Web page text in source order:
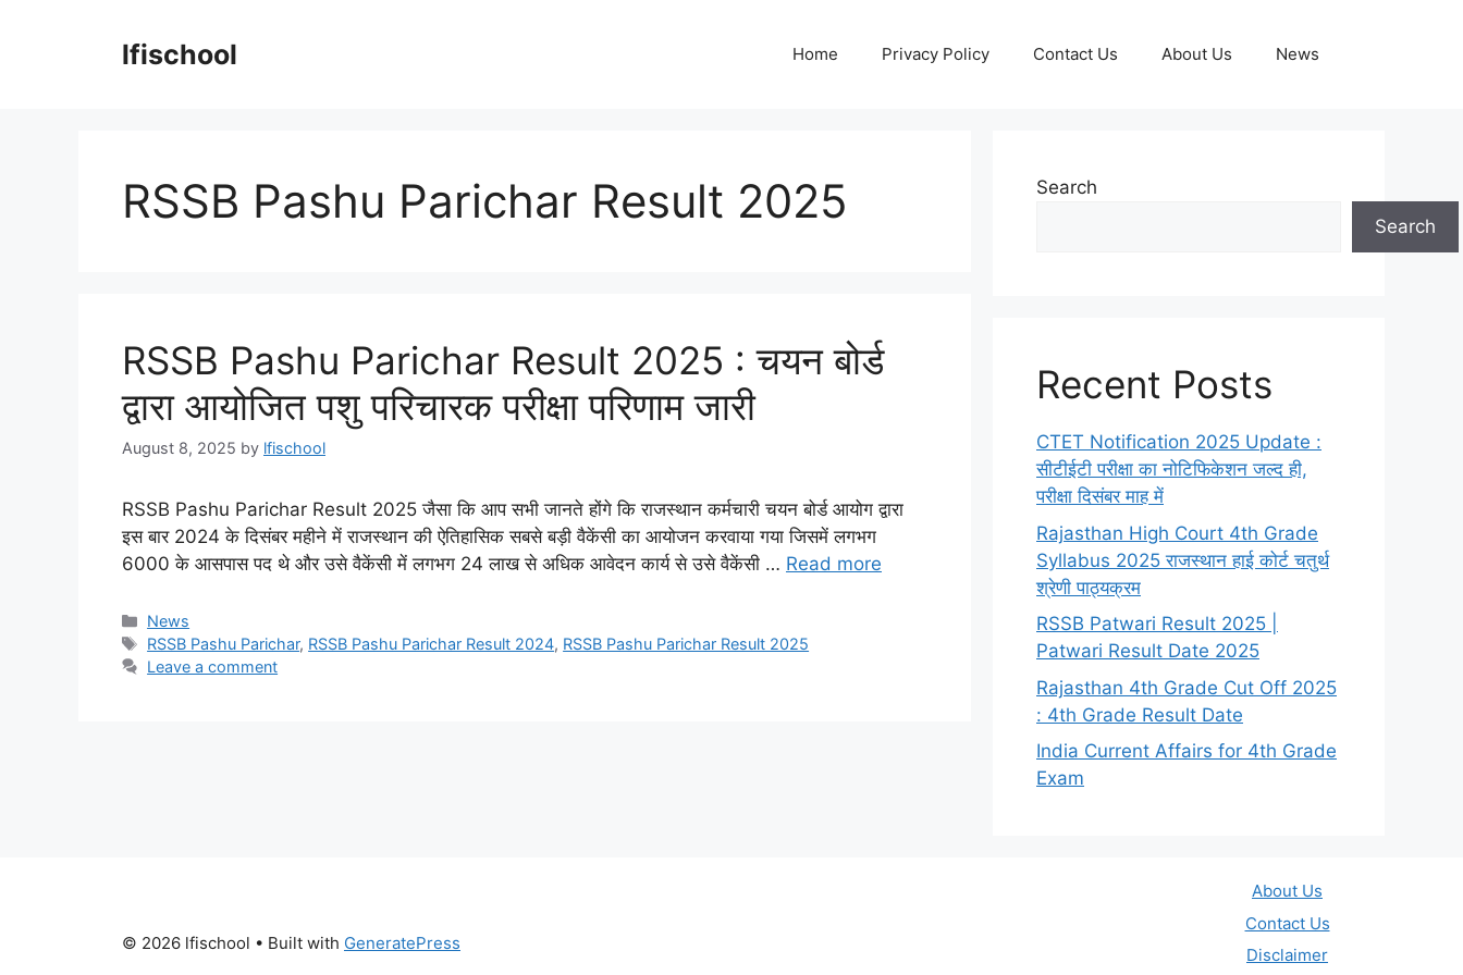
lfischool Home Privacy Policy Contact Us About Us News
RSSB Pashu Parichar Result 2025
RSSB Pashu Parichar Result 2025 : चयन बोर्ड
द्वारा आयोजित पशु परिचारक परीक्षा परिणाम जारी
August 8, 2025 by lfischool
RSSB Pashu Parichar Result 2025 जैसा कि आप सभी जानते होंगे कि राजस्थान कर्मचारी चयन बोर्ड आयोग द्वारा
इस बार 2024 के दिसंबर महीने में राजस्थान की ऐतिहासिक सबसे बड़ी वैकेंसी का आयोजन करवाया गया जिसमें लगभग
6000 के आसपास पद थे और उसे वैकेंसी में लगभग 24 लाख से अधिक आवेदन कार्य से उसे वैकेंसी … Read more
Categories
News
Tags
RSSB Pashu Parichar, RSSB Pashu Parichar Result 2024, RSSB Pashu Parichar Result 2025
Leave a comment
Search
Search
Recent Posts
CTET Notification 2025 Update :
सीटीईटी परीक्षा का नोटिफिकेशन जल्द ही,
परीक्षा दिसंबर माह में
Rajasthan High Court 4th Grade
Syllabus 2025 राजस्थान हाई कोर्ट चतुर्थ
श्रेणी पाठ्यक्रम
RSSB Patwari Result 2025 |
Patwari Result Date 2025
Rajasthan 4th Grade Cut Off 2025
: 4th Grade Result Date
India Current Affairs for 4th Grade
Exam
About Us
Contact Us
Disclaimer
© 2026 lfischool • Built with GeneratePress